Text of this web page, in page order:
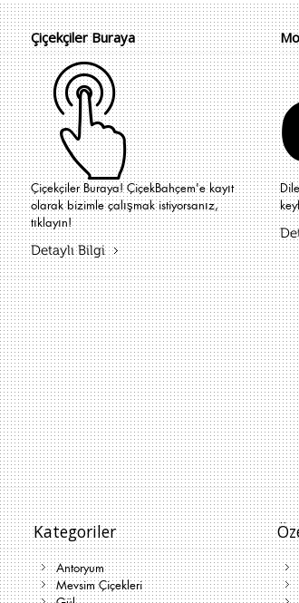
Çiçekçiler Buraya
Çiçekçiler Buraya! ÇiçekBahçem'e kayıt
olarak bizimle çalışmak istiyorsanız,
tıklayın!
Detaylı Bilgi
Kategoriler
Antoryum
Mevsim Çiçekleri